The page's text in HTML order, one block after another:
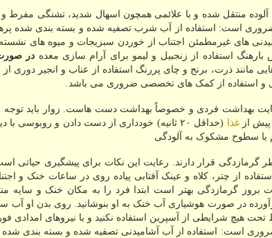
آلوده منتقل شده و با علائمی همچون اسهال شدید، تشنگی مفرط
ضروری است: استفاده از آب شرب تصفیه شده و بسته بندی شده
های غیرمطمئن اجتناب از خوردن سبزیجات و میوه های نشسته
استفاده از زنجبیل و لیمو برای آرام سازی معده در
مانند ذرت، برنج و چای پررنگ استفاده از عناب و انجیر دوری
و استفاده از کمک های تخصصی ضروری می باشد.
بهداشت فردی و خصوصاً بهداشت دست هاست. زوار باید توجه
پیش ازغذا
(حداقل ۲۰ ثانیه) خودداری از دست دادن و روبوسی با
با سطوح مشکوک به آلودگی
گرمازدگی قرار دارند. رعایت این نکات برای پیشگیری حیاتی
از چتر، کلاه و عینک آفتابی پیاده روی در ساعات خنک و
گرمازدگی بهتر است ابتدا فرد را به مکان خنک و سایه
در صورت هوشیاری آب خنک به او بنوشانید. روی بدن او آب
هیچ شرایطی از آسپرین استفاده نکنید و با نیروهای امدادی
ضروری است: استفاده از آب آشامیدنی تصفیه شده و بسته بندی